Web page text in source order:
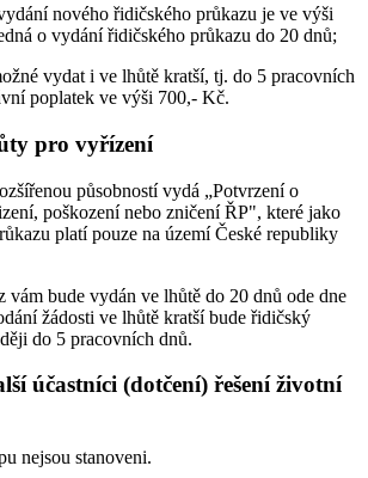
nového řidičského průkazu je ve výši
o vydání řidičského průkazu do 20 dnů;
vydat i ve lhůtě kratší, tj. do 5 pracovních
poplatek ve výši 700,- Kč.
pro vyřízení
působností vydá „Potvrzení o
poškození nebo zničení ŘP", které jako
platí pouze na území České republiky
bude vydán ve lhůtě do 20 dnů ode dne
žádosti ve lhůtě kratší bude řidičský
do 5 pracovních dnů.
účastníci (dotčení) řešení životní
nejsou stanoveni.